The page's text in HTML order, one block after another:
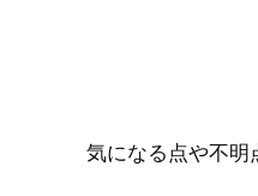
気になる点や不明